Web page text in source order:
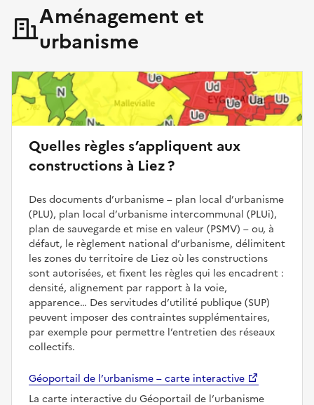
Aménagement et
urbanisme
Quelles règles s’appliquent aux
constructions à Liez ?
Des documents d’urbanisme – plan local d’urbanisme
(PLU), plan local d’urbanisme intercommunal (PLUi),
plan de sauvegarde et mise en valeur (PSMV) – ou, à
défaut, le règlement national d’urbanisme, délimitent
les zones du territoire de Liez où les constructions
sont autorisées, et fixent les règles qui les encadrent :
densité, alignement par rapport à la voie,
apparence… Des servitudes d’utilité publique (SUP)
peuvent imposer des contraintes supplémentaires,
par exemple pour permettre l’entretien des réseaux
collectifs.
Géoportail de l’urbanisme – carte interactive
La carte interactive du Géoportail de l’urbanisme